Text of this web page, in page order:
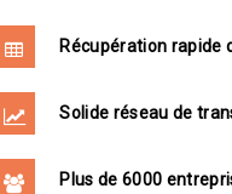
Récupération rapide
Solide réseau de
Plus de 6000